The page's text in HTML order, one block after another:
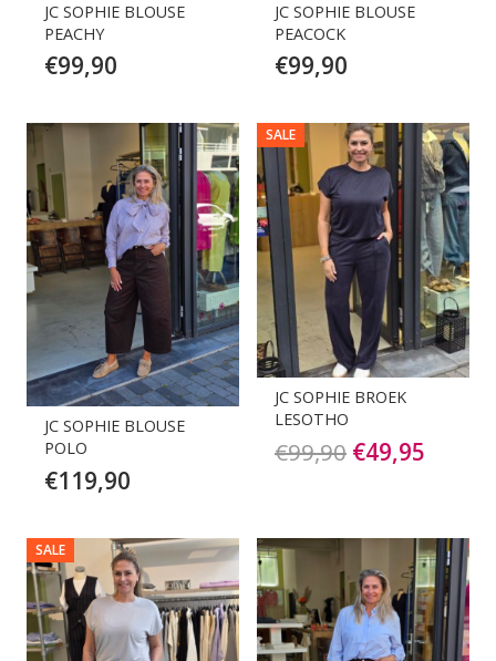
JC SOPHIE BLOUSE
PEACHY
€99,90
JC SOPHIE BLOUSE
PEACOCK
€99,90
JC SOPHIE BLOUSE
POLO
€119,90
SALE
JC SOPHIE BROEK
LESOTHO
€99,90
€99,90.
€49,95
SALE